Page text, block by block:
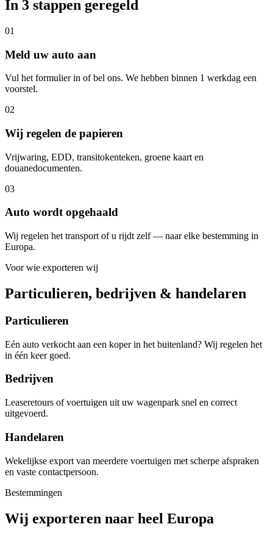
In 3 stappen geregeld
01
Meld uw auto aan
Vul het formulier in of bel ons. We hebben binnen 1 werkdag een
voorstel.
02
Wij regelen de papieren
Vrijwaring, EDD, transitokenteken, groene kaart en
douanedocumenten.
03
Auto wordt opgehaald
Wij regelen het transport of u rijdt zelf — naar elke bestemming in
Europa.
Voor wie exporteren wij
Particulieren, bedrijven & handelaren
Particulieren
Eén auto verkocht aan een koper in het buitenland? Wij regelen het
in één keer goed.
Bedrijven
Leaseretours of voertuigen uit uw wagenpark snel en correct
uitgevoerd.
Handelaren
Wekelijkse export van meerdere voertuigen met scherpe afspraken
en vaste contactpersoon.
Bestemmingen
Wij exporteren naar heel Europa